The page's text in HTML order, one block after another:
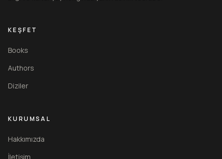
KEŞFET
Books
Authors
Diziler
KURUMSAL
Hakkımızda
İletişim